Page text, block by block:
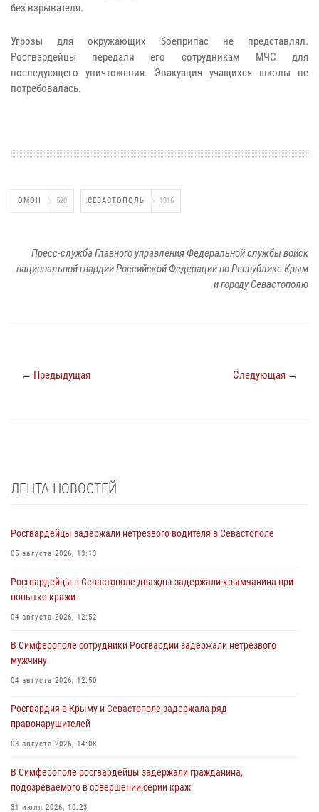
без взрывателя.
Угрозы для окружающих боеприпас не представлял.
Росгвардейцы передали его сотрудникам МЧС для
последующего уничтожения. Эвакуация учащихся школы не
потребовалась.
ОМОН 520 СЕВАСТОПОЛЬ 1316
Пресс-служба Главного управления Федеральной службы войск
национальной гвардии Российской Федерации по Республике Крым
и городу Севастополю
← Предыдущая Следующая →
ЛЕНТА НОВОСТЕЙ
Росгвардейцы задержали нетрезвого водителя в Севастополе
05 августа 2026, 13:13
Росгвардейцы в Севастополе дважды задержали крымчанина при
попытке кражи
04 августа 2026, 12:52
В Симферополе сотрудники Росгвардии задержали нетрезвого
мужчину
04 августа 2026, 12:50
Росгвардия в Крыму и Севастополе задержала ряд
правонарушителей
03 августа 2026, 14:08
В Симферополе росгвардейцы задержали гражданина,
подозреваемого в совершении серии краж
31 июля 2026, 10:23